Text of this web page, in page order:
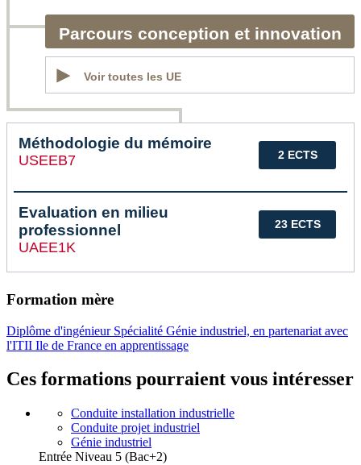
Parcours conception et innovation
Voir toutes les UE
2 ECTS
Méthodologie du mémoire
USEEB7
23 ECTS
Evaluation en milieu
professionnel
UAEE1K
Formation mère
Diplôme d'ingénieur Spécialité Génie industriel, en partenariat avec
l'ITII Ile de France en apprentissage
Ces formations pourraient vous intéresser
Conduite installation industrielle
Conduite projet industriel
Génie industriel
Entrée Niveau 5 (Bac+2)